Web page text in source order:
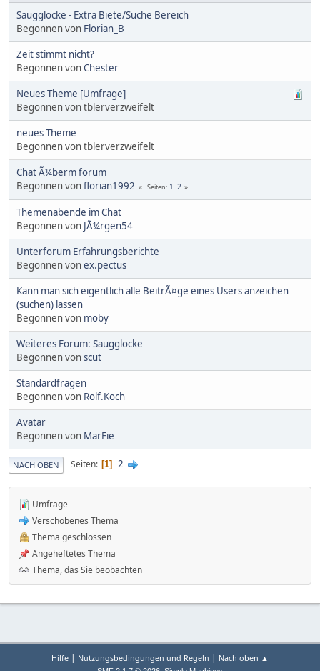
Saugglocke - Extra Biete/Suche Bereich
Begonnen von Florian_B
Zeit stimmt nicht?
Begonnen vonChester
Neues Theme [Umfrage]
Begonnen von tblerverzweifelt
neues Theme
Begonnen von tblerverzweifelt
Chat Ã¼berm forum
Begonnen vonflorian1992 Seiten 1 2
Themenabende im Chat
Begonnen von JÃ¼rgen54
Unterforum Erfahrungsberichte
Begonnen vonex.pectus
Kann man sich eigentlich alle BeitrÃ¤ge eines Users anzeichen
(suchen) lassen
Begonnen von moby
Weiteres Forum: Saugglocke
Begonnen vonscut
Standardfragen
Begonnen von Rolf.Koch
Avatar
Begonnen von MarFie
NACH OBEN Seiten 1 2
Umfrage
Verschobenes Thema
Thema geschlossen
Angeheftetes Thema
Thema, das Sie beobachten
Hilfe | Nutzungsbedingungen und Regeln | Nach oben ▲